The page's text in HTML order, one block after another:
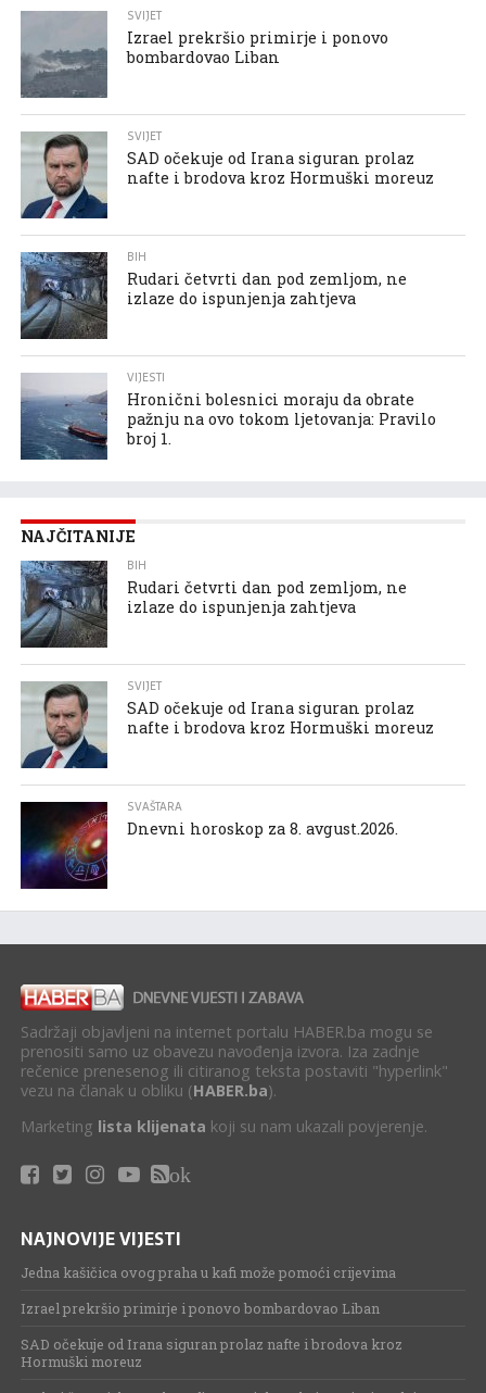
SVIJET
Izrael prekršio primirje i ponovo
bombardovao Liban
SVIJET
SAD očekuje od Irana siguran prolaz
nafte i brodova kroz Hormuški moreuz
BIH
Rudari četvrti dan pod zemljom, ne
izlaze do ispunjenja zahtjeva
VIJESTI
Hronični bolesnici moraju da obrate
pažnju na ovo tokom ljetovanja: Pravilo
broj 1.
NAJČITANIJE
BIH
Rudari četvrti dan pod zemljom, ne
izlaze do ispunjenja zahtjeva
SVIJET
SAD očekuje od Irana siguran prolaz
nafte i brodova kroz Hormuški moreuz
SVAŠTARA
Dnevni horoskop za 8. avgust.2026.
Sadržaji objavljeni na internet portalu HABER.ba mogu se
prenositi samo uz obavezu navođenja izvora. Iza zadnje
rečenice prenesenog ili citiranog teksta postaviti "hyperlink"
vezu na članak u obliku (HABER.ba).
Marketing lista klijenata koji su nam ukazali povjerenje.
ok
NAJNOVIJE VIJESTI
Jedna kašičica ovog praha u kafi može pomoći crijevima
Izrael prekršio primirje i ponovo bombardovao Liban
SAD očekuje od Irana siguran prolaz nafte i brodova kroz
Hormuški moreuz